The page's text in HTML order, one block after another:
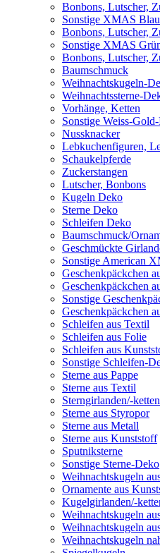
Bonbons, Lutscher,
Sonstige XMAS
Bonbons, Lutscher,
Sonstige XMAS
Bonbons, Lutscher,
Baumschmuck
Weihnachtskugeln-
Weihnachtssterne-
Vorhänge, Ketten
Sonstige Weiss-
Nussknacker
Lebkuchenfiguren,
Schaukelpferde
Zuckerstangen
Lutscher, Bonbons
Kugeln Deko
Sterne Deko
Schleifen Deko
Baumschmuck/
Geschmückte
Sonstige American
Geschenkpäckchen
Geschenkpäckchen
Sonstige
Geschenkpäckchen
Schleifen aus Textil
Schleifen aus Folie
Schleifen aus
Sonstige Schleifen-
Sterne aus Pappe
Sterne aus Textil
Sterngirlanden/-
Sterne aus Styropor
Sterne aus Metall
Sterne aus Kunststoff
Sputniksterne
Sonstige Sterne-Deko
Weihnachtskugeln
Ornamente aus
Kugelgirlanden/-
Weihnachtskugeln
Weihnachtskugeln
Weihnachtskugeln